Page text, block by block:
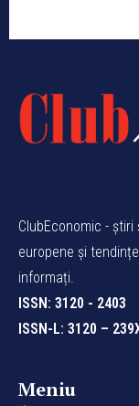
ClubEconomic -
europene și
informați.
ISSN: 3120 - 2403
ISSN-L: 3120 –
Meniu